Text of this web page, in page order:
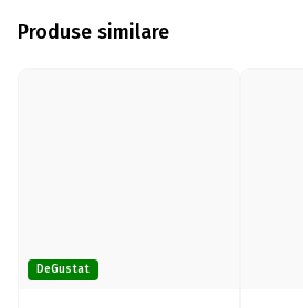
Produse similare
DeGustat